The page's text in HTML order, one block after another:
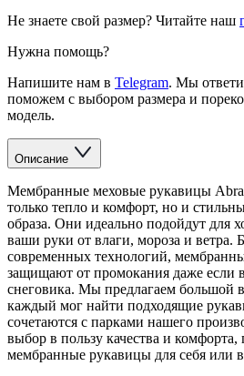
Не знаете свой размер? Читайте наш
Нужна помощь?
Напишите нам в Telegram. Мы
поможем с выбором размера и
модель.
Описание
Мембранные меховые рукавицы
только тепло и комфорт, но и
образа. Они идеально подойдут для
ваши руки от влаги, мороза и ветра.
современных технологий,
защищают от промокания даже если
снеговика. Мы предлагаем большой
каждый мог найти подходящие
сочетаются с парками нашего
выбор в пользу качества и комфорта,
мембранные рукавицы для себя или